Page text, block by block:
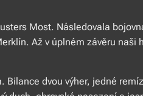
Most. Následovala
Až v úplném závěru naši
dvou výher, jedné